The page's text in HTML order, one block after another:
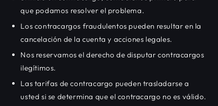
que podamos resolver el problema.
Los contracargos fraudulentos pueden resultar en la
cancelación de la cuenta y acciones legales.
Nos reservamos el derecho de disputar contracargos
ilegítimos.
Las tarifas de contracargo pueden trasladarse a
usted si se determina que el contracargo no es válido.